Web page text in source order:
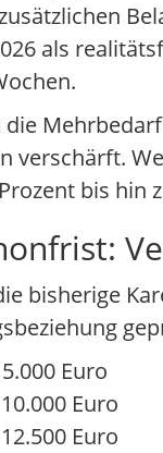
als
verschärft.
bis hin
bisherige
Euro
Euro
Euro